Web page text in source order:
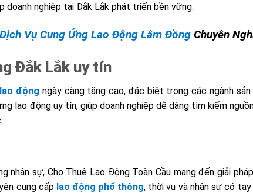
doanh nghiệp tại Đắk Lắk phát triển bền vững.
Dịch Vụ Cung Ứng Lao Động Lâm Đồng Chuyên
Đắk Lắk uy tín
động ngày càng tăng cao, đặc biệt trong các ngành
lao động uy tín, giúp doanh nghiệp dễ dàng tìm kiếm
nhân sự, Cho Thuê Lao Động Toàn Cầu mang đến giải
cung cấp lao động phổ thông, thời vụ và nhân sự có